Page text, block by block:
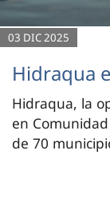
03 DIC 2025
Hidraqua
Hidraqua, la
en
de 70